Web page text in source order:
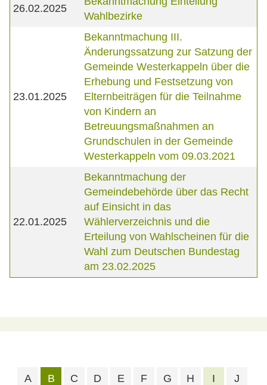
26.02.2025
Wahlbezirke
23.01.2025
Bekanntmachung III.
Änderungssatzung zur Satzung der
Gemeinde Westerkappeln über die
Erhebung und Festsetzung von
Elternbeiträgen für die Teilnahme
von Kindern an
Betreuungsmaßnahmen an
Grundschulen in der Gemeinde
Westerkappeln vom 09.03.2021
22.01.2025
Bekanntmachung der
Gemeindebehörde über das Recht
auf Einsicht in das
Wählerverzeichnis und die
Erteilung von Wahlscheinen für die
Wahl zum Deutschen Bundestag
am 23.02.2025
A B C D E F G H I J